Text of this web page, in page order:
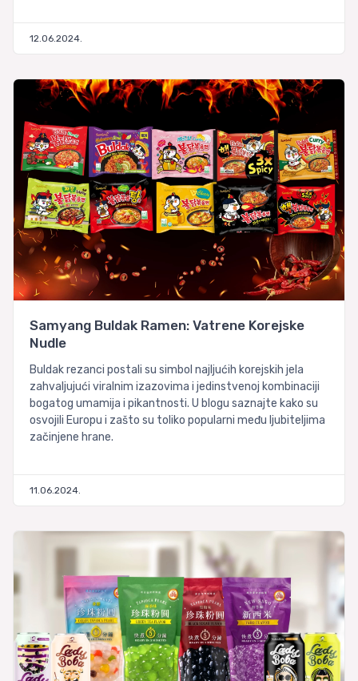
12.06.2024.
Samyang Buldak Ramen: Vatrene Korejske
Nudle
Buldak rezanci postali su simbol najljućih korejskih jela
zahvaljujući viralnim izazovima i jedinstvenoj kombinaciji
bogatog umamija i pikantnosti. U blogu saznajte kako su
osvojili Europu i zašto su toliko popularni među ljubiteljima
začinjene hrane.
11.06.2024.